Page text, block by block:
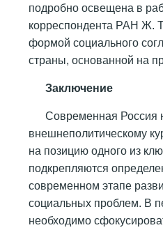
подробно освещена в
корреспондента РАН Ж.
формой социального
страны, основанной на
Заключение
Современная Россия
внешнеполитическому
на позицию одного из
подкрепляются
современном этапе
социальных проблем. В
необходимо